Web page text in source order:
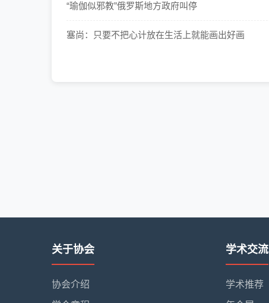
“瑜伽似邪教”俄罗斯地方政府叫停
塞尚：只要不把心计放在生活上就能画出好画
关于协会
协会介绍
学术交流
学术推荐